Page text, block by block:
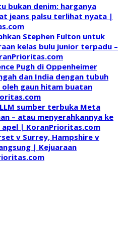
bukan denim: harganya
jeans palsu terlihat nyata |
Stephen Fulton untuk
kelas bulu junior terpadu –
Pugh di Oppenheimer
dan India dengan tubuh
gaun hitam buatan
sumber terbuka Meta
– atau menyerahkannya ke
| KoranPrioritas.com
v Surrey, Hampshire v
| Kejuaraan